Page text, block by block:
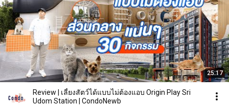
25:17
Review | เลี้ยงสัตว์ได้แบบไม่ต้องแอบ Origin Play Sri
Udom Station | CondoNewb